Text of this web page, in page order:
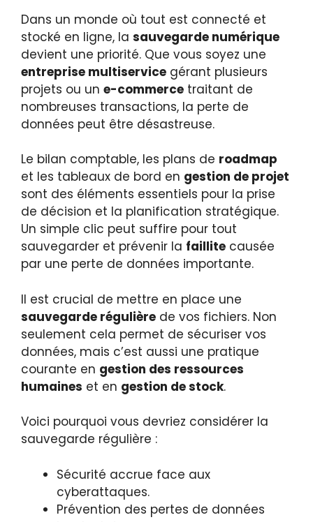
Dans un monde où tout est connecté et
stocké en ligne, la sauvegarde numérique
devient une priorité. Que vous soyez une
entreprise multiservice gérant plusieurs
projets ou un e-commerce traitant de
nombreuses transactions, la perte de
données peut être désastreuse.
Le bilan comptable, les plans de roadmap
et les tableaux de bord en gestion de projet
sont des éléments essentiels pour la prise
de décision et la planification stratégique.
Un simple clic peut suffire pour tout
sauvegarder et prévenir la faillite causée
par une perte de données importante.
Il est crucial de mettre en place une
sauvegarde régulière de vos fichiers. Non
seulement cela permet de sécuriser vos
données, mais c’est aussi une pratique
courante en gestion des ressources
humaines et en gestion de stock.
Voici pourquoi vous devriez considérer la
sauvegarde régulière :
Sécurité accrue face aux
cyberattaques.
Prévention des pertes de données